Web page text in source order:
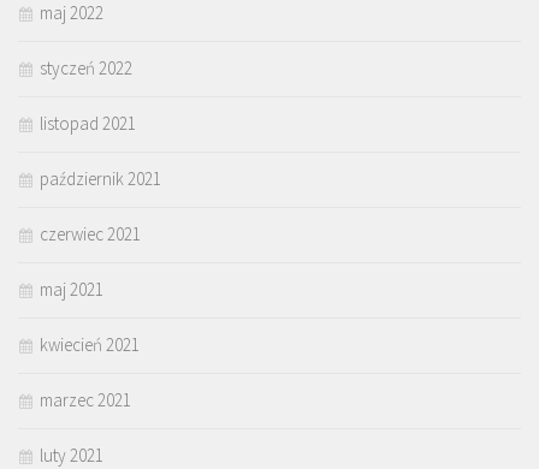
maj 2022
styczeń 2022
listopad 2021
październik 2021
czerwiec 2021
maj 2021
kwiecień 2021
marzec 2021
luty 2021